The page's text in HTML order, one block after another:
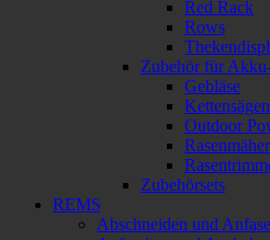
Red Rack
Rows
Zubehör für
Gebläse
Kettensägen
Outdoor
Rasenmäher
Zubehörsets
REMS
Abschneiden und